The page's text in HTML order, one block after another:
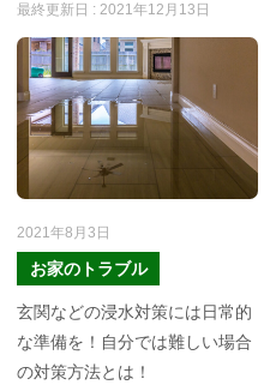
最終更新日 : 2021年12月13日
2021年8月3日
お家のトラブル
玄関などの浸水対策には日常的
な準備を！自分では難しい場合
の対策方法とは！